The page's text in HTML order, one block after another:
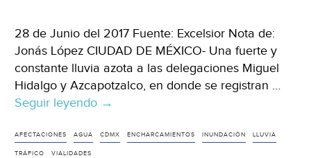
28 de Junio del 2017 Fuente: Excelsior Nota de:
Jonás López CIUDAD DE MÉXICO- Una fuerte y
constante lluvia azota a las delegaciones Miguel
Hidalgo y Azcapotzalco, en donde se registran …
Seguir leyendo ‘Se
el
→
AFECTACIONES AGUA CDMX ENCHARCAMIENTOS INUNDACIÓN LLUVIA
TRÁFICO VIALIDADES